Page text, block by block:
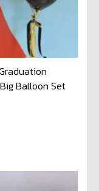
Balloon Set